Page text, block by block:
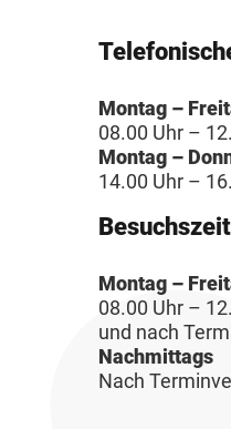
Montag –
08.00 Uhr –
Montag –
14.00 Uhr –
Montag –
08.00 Uhr –
und nach
Nachmittags
Nach